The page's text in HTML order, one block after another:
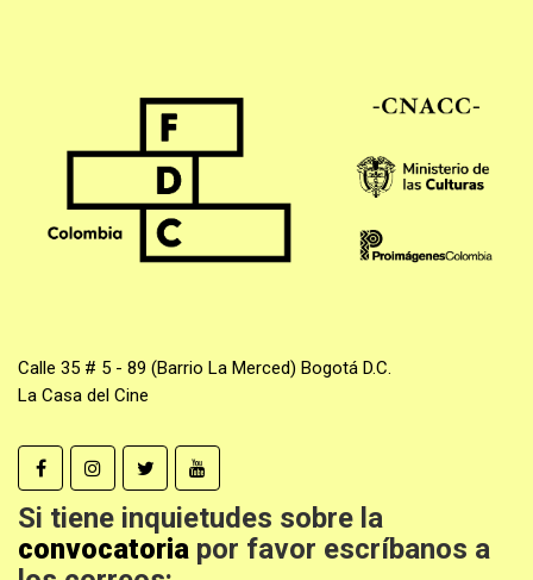
Calle 35 # 5 - 89 (Barrio La Merced) Bogotá D.C.
La Casa del Cine
Si tiene inquietudes sobre la
convocatoria por favor escríbanos a